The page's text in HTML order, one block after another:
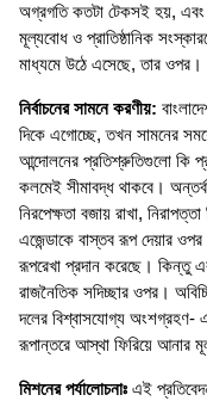
অগ্রগতি কতটা টেকসই হয়, এবং
মূল্যবোধ ও প্রাতিষ্ঠানিক
মাধ্যমে উঠে এসেছে, তার ওপর।
নির্বাচনের সামনে করণীয়:
দিকে এগোচ্ছে, তখন সামনের
আন্দোলনের প্রতিশ্রুতিগুলো কি
কলমেই সীমাবদ্ধ থাকবে।
নিরপেক্ষতা বজায় রাখা,
এজেন্ডাকে বাস্তব রূপ দেয়ার
রূপরেখা প্রদান করেছে। কিন্তু
রাজনৈতিক সদিচ্ছার ওপর।
দলের বিশ্বাসযোগ্য অংশগ্রহণ-
রূপান্তরে আস্থা ফিরিয়ে আনার
মিশনের পর্যালোচনাঃ এই